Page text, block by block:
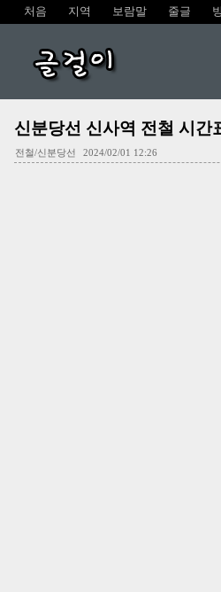
처음 지역 보람말 줄글
글걸이
신분당선 신사역 전철 시간
전철/신분당선 2024/02/01 12:26